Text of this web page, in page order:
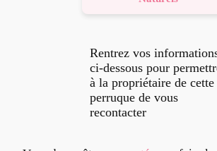
Rentrez vos
ci-dessous pour
à la propriétaire de cette
perruque de vous
recontacter